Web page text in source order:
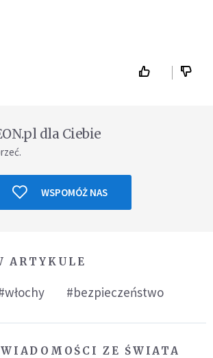
dla Ciebie
WSPOMÓŻ NAS
ARTYKULE
#bezpieczeństwo
WIADOMOŚCI ZE ŚWIATA